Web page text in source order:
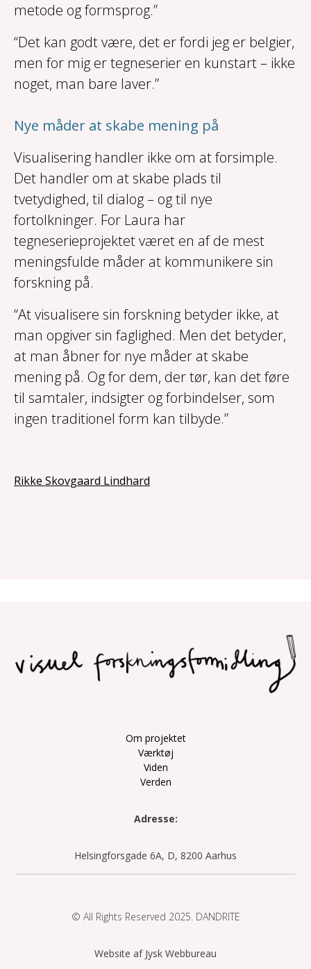
metode og formsprog.”
“Det kan godt være, det er fordi jeg er belgier,
men for mig er tegneserier en kunstart – ikke
noget, man bare laver.”
Nye måder at skabe mening på
Visualisering handler ikke om at forsimple.
Det handler om at skabe plads til
tvetydighed, til dialog – og til nye
fortolkninger. For Laura har
tegneserieprojektet været en af de mest
meningsfulde måder at kommunikere sin
forskning på.
“At visualisere sin forskning betyder ikke, at
man opgiver sin faglighed. Men det betyder,
at man åbner for nye måder at skabe
mening på. Og for dem, der tør, kan det føre
til samtaler, indsigter og forbindelser, som
ingen traditionel form kan tilbyde.”
Rikke Skovgaard Lindhard
Adresse:
Helsingforsgade 6A, D, 8200 Aarhus
Om projektet
Værktøj
Viden
Verden
Website af Jysk Webbureau
© All Rights Reserved 2025. DANDRITE